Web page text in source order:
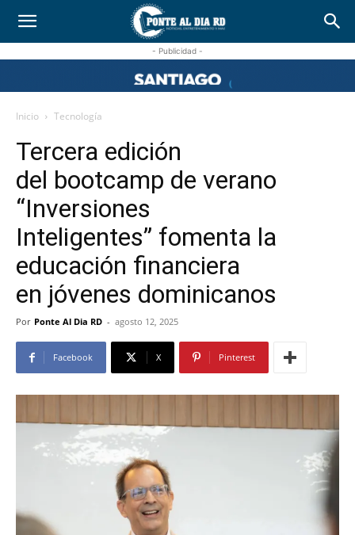
- Publicidad -
Inicio Tecnología
Tercera edición
del bootcamp de verano
“Inversiones
Inteligentes” fomenta la
educación financiera
en jóvenes dominicanos
Por Ponte Al Dia RD - agosto 12, 2025
Facebook X Pinterest